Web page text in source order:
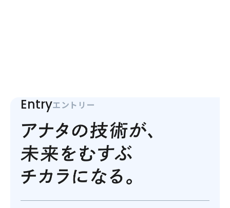
Entryエントリー